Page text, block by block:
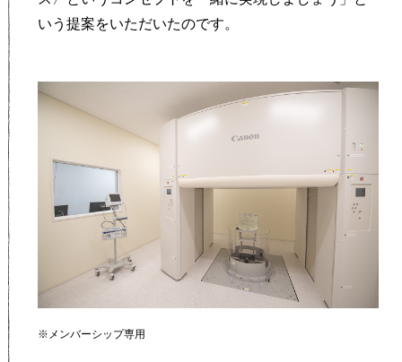
いう提案をいただいたのです。
※メンバーシップ専用